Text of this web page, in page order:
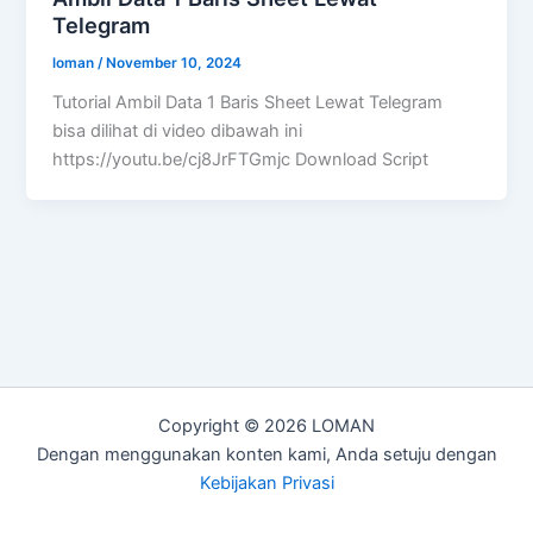
Telegram​
loman/ November 10, 2024
Tutorial Ambil Data 1 Baris Sheet Lewat Telegram​
bisa dilihat di video dibawah ini
https://youtu.be/cj8JrFTGmjc Download Script
Copyright © 2026 LOMAN
Dengan menggunakan konten kami, Anda setuju dengan
Kebijakan Privasi